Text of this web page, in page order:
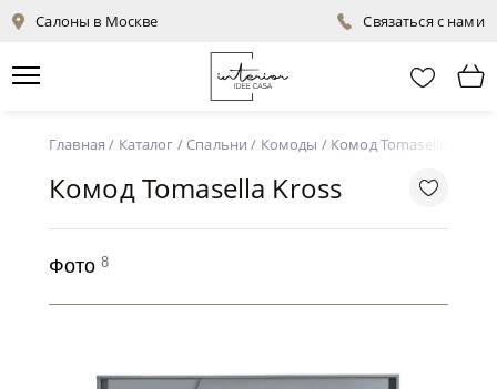
Салоны в Москве Связаться с нами
Главная / Каталог / Спальни / Комоды / Комод Tomasella Kross
Комод Tomasella Kross
Фото 8